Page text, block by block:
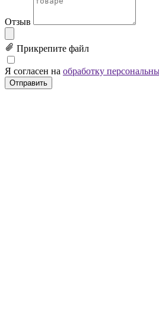
Отзыв
Прикрепите файл
Я согласен на обработку